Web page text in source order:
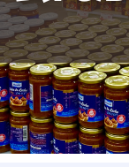
ベトナムで働く・仕事